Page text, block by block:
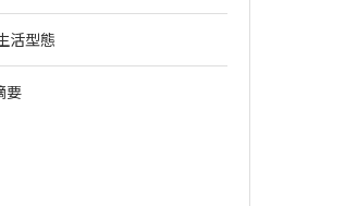
活型態
要